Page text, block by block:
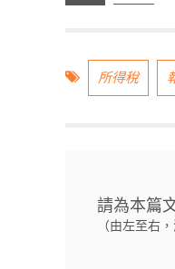
所得稅
請為本篇
（由左至右